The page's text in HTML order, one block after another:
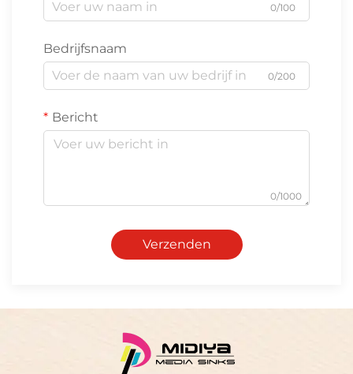
0/100
Bedrijfsnaam
0/200
Bericht
0/1000
Verzenden